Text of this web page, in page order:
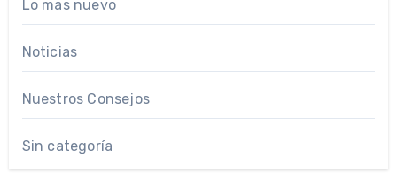
Lo mas nuevo
Noticias
Nuestros Consejos
Sin categoría